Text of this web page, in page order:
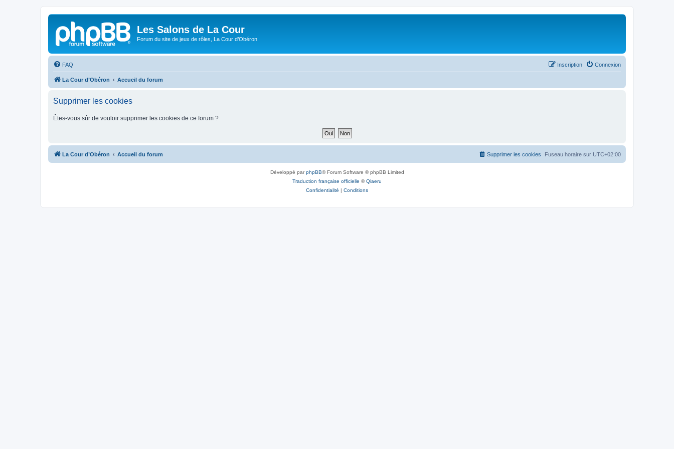
Les Salons de La Cour
Forum du site de jeux de rôles, La Cour d’Obéron
FAQ Connexion
Inscription
La Cour d’Obéron Accueil du forum
Supprimer les cookies
Êtes-vous sûr de vouloir supprimer les cookies de ce forum ?
La Cour d’Obéron Accueil du forum Fuseau horaire sur UTC+02:00
Supprimer les cookies
Développé parphpBB® Forum Software © phpBB Limited
Traduction française officielle ©Qiaeru
Confidentialité | Conditions